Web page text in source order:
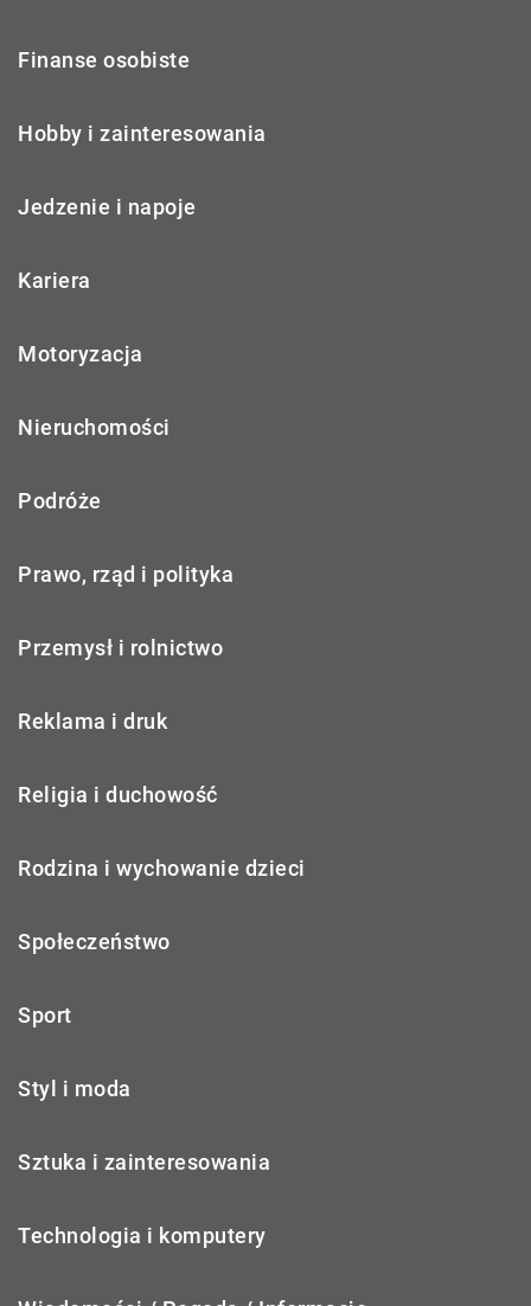
Finanse osobiste
Hobby i zainteresowania
Jedzenie i napoje
Kariera
Motoryzacja
Nieruchomości
Podróże
Prawo, rząd i polityka
Przemysł i rolnictwo
Reklama i druk
Religia i duchowość
Rodzina i wychowanie dzieci
Społeczeństwo
Sport
Styl i moda
Sztuka i zainteresowania
Technologia i komputery